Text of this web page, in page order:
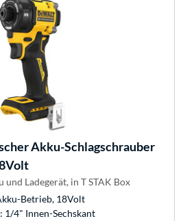
Akku-Schlagschrauber
und Ladegerät, in T STAK Box
Betrieb, 18Volt
1/4" Innen-Sechskant